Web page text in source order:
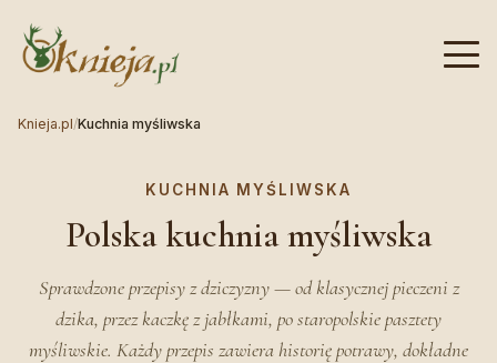
Knieja.pl/Kuchnia myśliwska
KUCHNIA MYŚLIWSKA
Polska kuchnia myśliwska
Sprawdzone przepisy z dziczyzny — od klasycznej pieczeni z
dzika, przez kaczkę z jabłkami, po staropolskie pasztety
myśliwskie. Każdy przepis zawiera historię potrawy, dokładne